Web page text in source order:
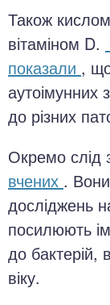
Також
вітаміном D.
показали ,
аутоімунних
до різних
Окремо слід
вчених .
досліджень
посилюють
до бактерій,
віку.